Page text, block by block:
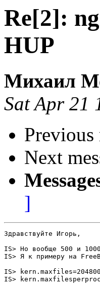
Re[2]:
HUP
Михаил
Sat Apr 21
Previous
Next
]
Здравствуйте Игорь,
IS> Но вообще 500 и
IS> Я к примеру на
IS> kern.maxfiles=204800
IS>